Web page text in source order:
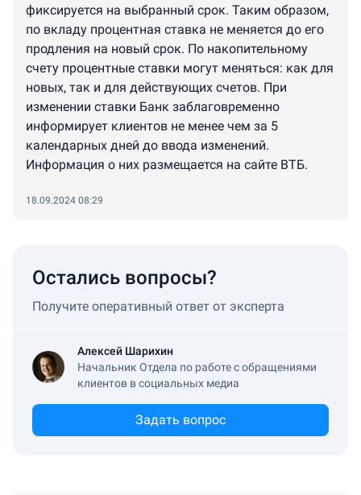
фиксируется на выбранный срок. Таким образом,
по вкладу процентная ставка не меняется до его
продления на новый срок. По накопительному
счету процентные ставки могут меняться: как для
новых, так и для действующих счетов. При
изменении ставки Банк заблаговременно
информирует клиентов не менее чем за 5
календарных дней до ввода изменений.
Информация о них размещается на сайте ВТБ.
18.09.2024 08:29
Остались вопросы?
Получите оперативный ответ от эксперта
Алексей Шарихин
Начальник Отдела по работе с обращениями
клиентов в социальных медиа
Задать вопрос